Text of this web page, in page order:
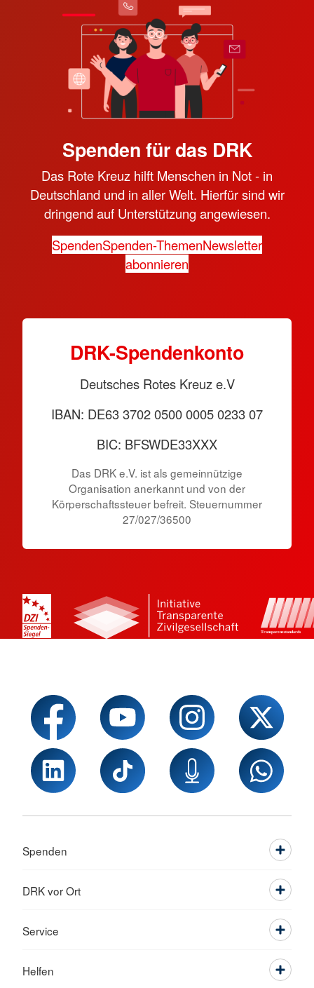
Spenden für das DRK
Das Rote Kreuz hilft Menschen in Not - in
Deutschland und in aller Welt. Hierfür sind wir
dringend auf Unterstützung angewiesen.
SpendenSpenden-ThemenNewsletter
abonnieren
DRK-Spendenkonto
Deutsches Rotes Kreuz e.V
IBAN: DE63 3702 0500 0005 0233 07
BIC: BFSWDE33XXX
Das DRK e.V. ist als gemeinnützige
Organisation anerkannt und von der
Körperschaftssteuer befreit. Steuernummer
27/027/36500
Spenden
DRK vor Ort
Service
Helfen